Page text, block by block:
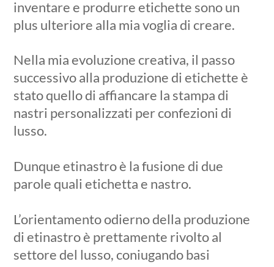
inventare e produrre etichette sono un
plus ulteriore alla mia voglia di creare.
Nella mia evoluzione creativa, il passo
successivo alla produzione di etichette è
stato quello di affiancare la stampa di
nastri personalizzati per confezioni di
lusso.
Dunque etinastro è la fusione di due
parole quali etichetta e nastro.
L’orientamento odierno della produzione
di etinastro è prettamente rivolto al
settore del lusso, coniugando basi